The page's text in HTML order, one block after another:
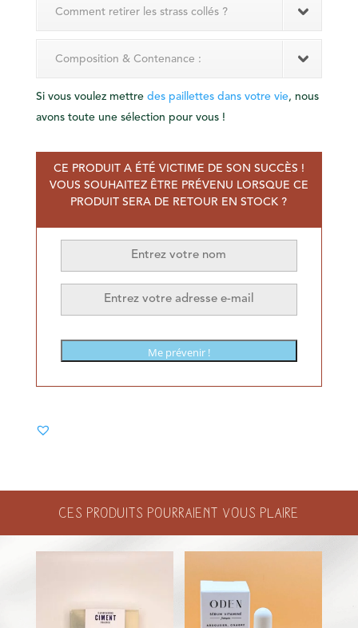
Comment retirer les strass collés ?
Composition & Contenance :
Si vous voulez mettre des paillettes dans votre vie, nous
avons toute une sélection pour vous !
CE PRODUIT A ÉTÉ VICTIME DE SON SUCCÈS !
VOUS SOUHAITEZ ÊTRE PRÉVENU LORSQUE CE
PRODUIT SERA DE RETOUR EN STOCK ?
Me prévenir !
Ces produits pourraient vous plaire